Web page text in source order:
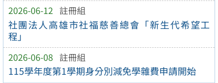
2026-06-12 註冊組
社團法人高雄市社福慈善總會「新生代希望工
程」
2026-06-08 註冊組
115學年度第1學期身分別減免學雜費申請開始